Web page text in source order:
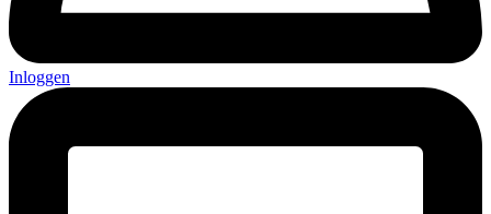
Inloggen